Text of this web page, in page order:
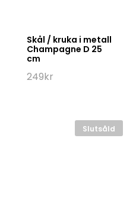
Skål / kruka i metall
Champagne D 25
cm
249kr
Slutsåld